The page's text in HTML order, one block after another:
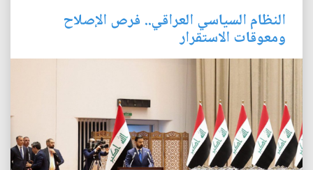
النظام السياسي العراقي.. فرص الإصلاح
ومعوقات الاستقرار